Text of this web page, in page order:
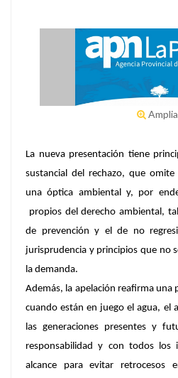
La nueva presentación tiene
sustancial del rechazo, que
una óptica ambiental y, por
propios del derecho ambiental,
de prevención y el de no
jurisprudencia y principios que no
la demanda.
Además, la apelación reafirma
cuando están en juego el agua, el
las generaciones presentes y
responsabilidad y con todos los
alcance para evitar retrocesos